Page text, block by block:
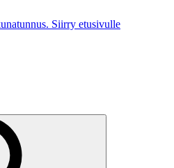
Siirry etusivulle